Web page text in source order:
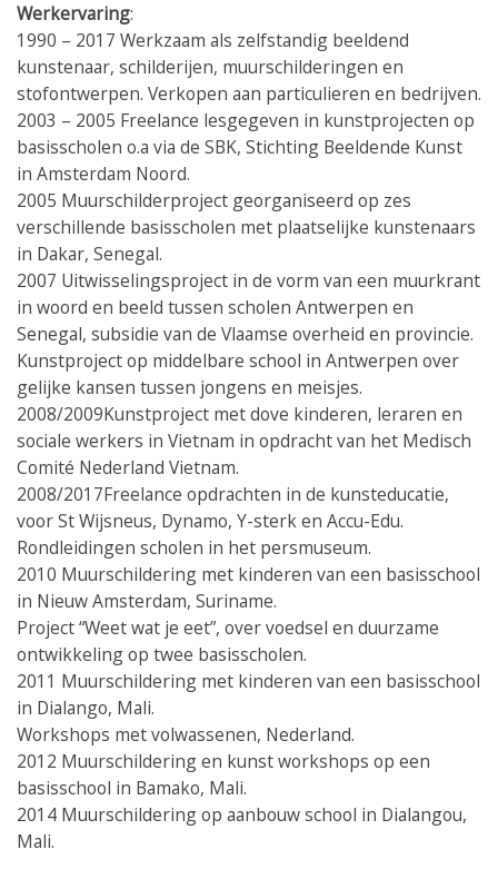
Werkervaring:
1990 – 2017 Werkzaam als zelfstandig beeldend
kunstenaar, schilderijen, muurschilderingen en
stofontwerpen. Verkopen aan particulieren en bedrijven.
2003 – 2005 Freelance lesgegeven in kunstprojecten op
basisscholen o.a via de SBK, Stichting Beeldende Kunst
in Amsterdam Noord.
2005 Muurschilderproject georganiseerd op zes
verschillende basisscholen met plaatselijke kunstenaars
in Dakar, Senegal.
2007 Uitwisselingsproject in de vorm van een muurkrant
in woord en beeld tussen scholen Antwerpen en
Senegal, subsidie van de Vlaamse overheid en provincie.
Kunstproject op middelbare school in Antwerpen over
gelijke kansen tussen jongens en meisjes.
2008/2009Kunstproject met dove kinderen, leraren en
sociale werkers in Vietnam in opdracht van het Medisch
Comité Nederland Vietnam.
2008/2017Freelance opdrachten in de kunsteducatie,
voor St Wijsneus, Dynamo, Y-sterk en Accu-Edu.
Rondleidingen scholen in het persmuseum.
2010 Muurschildering met kinderen van een basisschool
in Nieuw Amsterdam, Suriname.
Project “Weet wat je eet”, over voedsel en duurzame
ontwikkeling op twee basisscholen.
2011 Muurschildering met kinderen van een basisschool
in Dialango, Mali.
Workshops met volwassenen, Nederland.
2012 Muurschildering en kunst workshops op een
basisschool in Bamako, Mali.
2014 Muurschildering op aanbouw school in Dialangou,
Mali.